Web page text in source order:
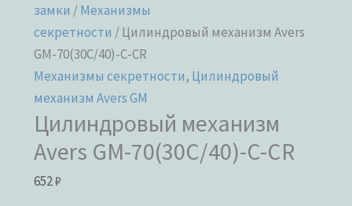
замки /Механизмы
секретности / Цилиндровый механизм Avers
GM-70(30C/40)-C-CR
Механизмы секретности, Цилиндровый
механизм Avers GM
Цилиндровый механизм
Avers GM-70(30C/40)-C-CR
652₽